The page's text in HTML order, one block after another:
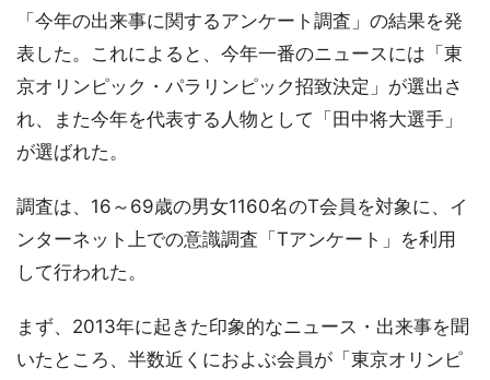
「今年の出来事に関するアンケート調査」の結果を発
表した。これによると、今年一番のニュースには「東
京オリンピック・パラリンピック招致決定」が選出さ
れ、また今年を代表する人物として「田中将大選手」
が選ばれた。
調査は、16～69歳の男女1160名のT会員を対象に、イ
ンターネット上での意識調査「Tアンケート」を利用
して行われた。
まず、2013年に起きた印象的なニュース・出来事を聞
いたところ、半数近くにおよぶ会員が「東京オリンピ